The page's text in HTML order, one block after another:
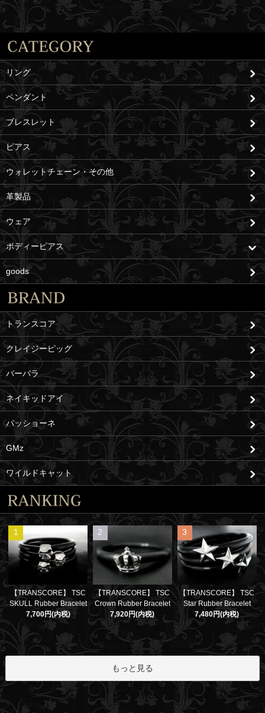
リング
ペンダント
ブレスレット
ピアス
ウォレットチェーン・その他
革製品
ウェア
ボディーピアス
goods
トランスコア
クレイジーピッグ
バーバラ
ネイキッドアイ
パッショーネ
GMz
ワイルドキャット
1
【TRANSCORE】 TSC
SKULL Rubber Bracelet
7,700円(内税)
2
【TRANSCORE】 TSC
Crown Rubber Bracelet
7,920円(内税)
3
【TRANSCORE】 TSC
Star Rubber Bracelet
7,480円(内税)
もっと見る